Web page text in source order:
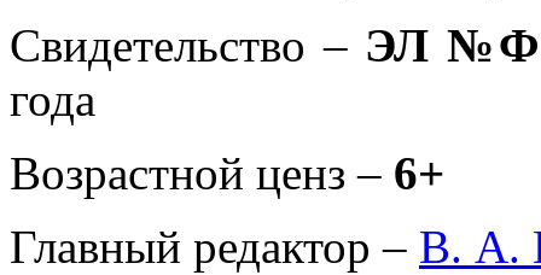
Свидетельство – ЭЛ
года
Возрастной ценз – 6+
Главный редактор – В. А.